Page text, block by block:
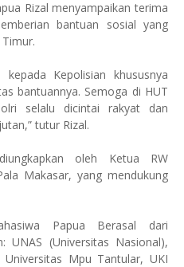
Rizal menyampaikan terima
bantuan sosial yang
Kepolisian khususnya
bantuannya. Semoga di HUT
selalu dicintai rakyat dan
tutur Rizal.
oleh Ketua RW
Makasar, yang mendukung
Papua Berasal dari
UNAS (Universitas Nasional),
Universitas Mpu Tantular, UKI